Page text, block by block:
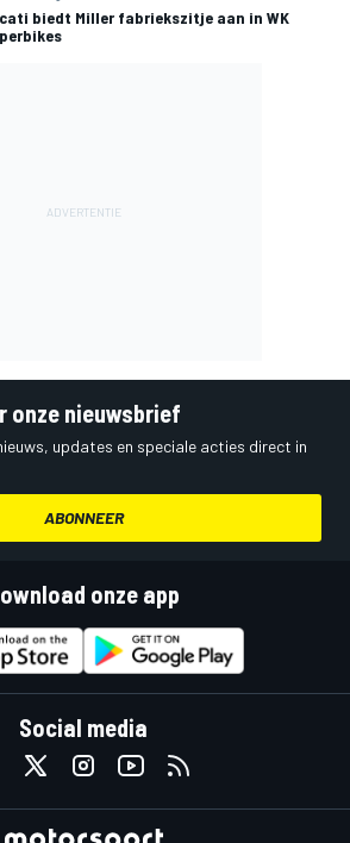
biedt Miller fabriekszitje aan in WK
onze nieuwsbrief
updates en speciale acties direct in
ABONNEER
onze app
Social media